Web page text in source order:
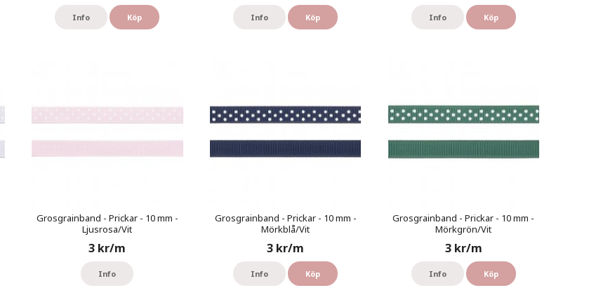
Info Köp Info Köp Info Köp
Grosgrainband - Prickar - 10 mm -
Ljusrosa/Vit
3 kr/m
Info
Grosgrainband - Prickar - 10 mm -
Mörkblå/Vit
3 kr/m
Info Köp
Grosgrainband - Prickar - 10 mm -
Mörkgrön/Vit
3 kr/m
Info Köp